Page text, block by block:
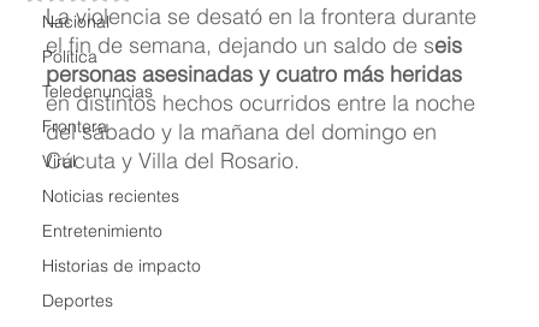
Nacional
Política
Teledenuncias
Frontera
Viral
Noticias recientes
Entretenimiento
Historias de impacto
Deportes
La violencia se desató en la frontera durante
el fin de semana, dejando un saldo de seis
personas asesinadas y cuatro más heridas
en distintos hechos ocurridos entre la noche
del sábado y la mañana del domingo en
Cúcuta y Villa del Rosario.